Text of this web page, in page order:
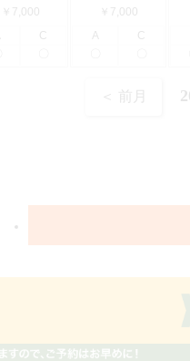
￥7,000
C
￥7,000
A
C
＜ 前月